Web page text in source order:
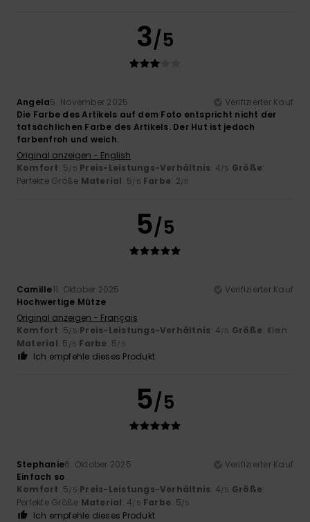
3/5
Angela5. November 2025
Verifizierter Kauf
Die Farbe des Artikels auf dem Foto entspricht nicht der
tatsächlichen Farbe des Artikels. Der Hut ist jedoch
farbenfroh und weich.
Original anzeigen - English
Komfort: 5/5 Preis-Leistungs-Verhältnis: 4/5 Größe:
Perfekte Größe Material: 5/5 Farbe: 2/5
5/5
Camille11. Oktober 2025
Verifizierter Kauf
Hochwertige Mütze
Original anzeigen - Français
Komfort: 5/5 Preis-Leistungs-Verhältnis: 4/5 Größe: Klein
Material: 5 /5 Farbe: 5/5
Ich empfehle dieses Produkt
5/5
Stephanie6. Oktober 2025
Verifizierter Kauf
Einfach so
Komfort: 5/5 Preis-Leistungs-Verhältnis: 4/5 Größe:
Perfekte Größe Material: 4/5 Farbe: 5/5
Ich empfehle dieses Produkt